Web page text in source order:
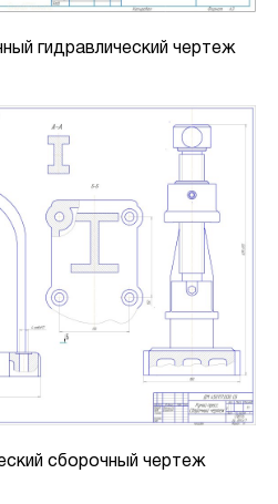
гидравлический чертеж
сборочный чертеж